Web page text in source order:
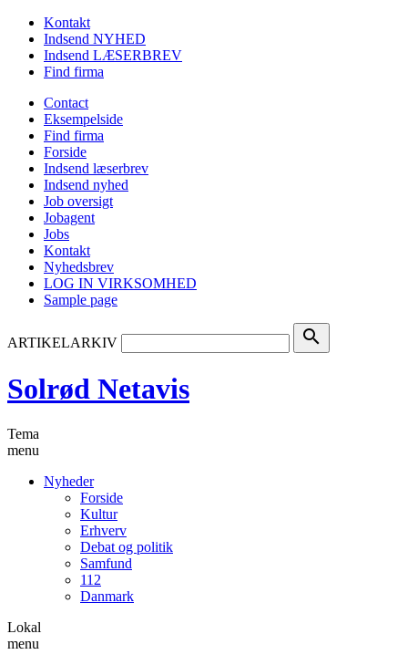
Kontakt
Indsend NYHED
Indsend LÆSERBREV
Find firma
Contact
Eksempelside
Find firma
Forside
Indsend læserbrev
Indsend nyhed
Job oversigt
Jobagent
Jobs
Kontakt
Nyhedsbrev
LOG IN VIRKSOMHED
Sample page
ARTIKELARKIV search
Solrød Netavis
Tema
menu
Nyheder
Forside
Kultur
Erhverv
Debat og politik
Samfund
112
Danmark
Lokal
menu